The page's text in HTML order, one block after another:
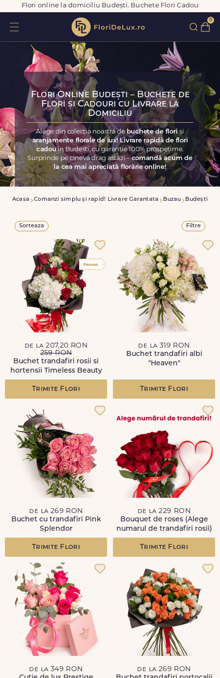
Flori online la domiciliu Budești. Buchete Flori Cadou
0
Flori Online Budești – Buchete de
Flori și Cadouri cu Livrare la
Domiciliu
Alege din colecția noastră de buchete de floriși
aranjamente florale de lux! Livrare rapidă de flori
cadouîn Budești, cu garanție 100% prospețime.
Surprinde pe cineva drag astăzi –comandă acum de
la cea mai apreciată florărie online!
Acasa Comanzi simplu și rapid! Livrare Garantata Buzau Budești
Sorteaza Filtre
de la 207,20 RON
259 RON
Buchet trandafiri rosii si
hortensii Timeless Beauty
Trimite Flori
de la 319 RON
Buchet trandafiri albi
"Heaven"
Trimite Flori
de la 269 RON
Buchet cu trandafiri Pink
Splendor
Trimite Flori
de la 229 RON
Bouquet de roses (Alege
numarul de trandafiri rosii)
Trimite Flori
de la 349 RON
de la 269 RON